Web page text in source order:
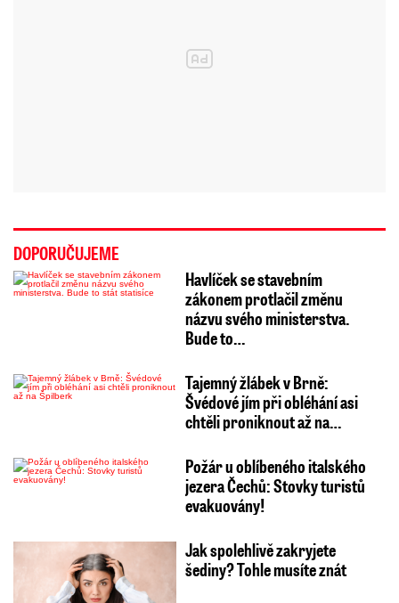
DOPORUČUJEME
Havlíček se stavebním
zákonem protlačil změnu
názvu svého ministerstva.
Bude to…
Tajemný žlábek v Brně:
Švédové jím při obléhání asi
chtěli proniknout až na…
Požár u oblíbeného italského
jezera Čechů: Stovky turistů
evakuovány!
Jak spolehlivě zakryjete
šediny? Tohle musíte znát